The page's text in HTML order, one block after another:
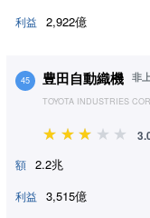
利益 2,922億
45 豊田自動織機 非
TOYOTA INDUSTRIES
額 2.2兆
利益 3,515億